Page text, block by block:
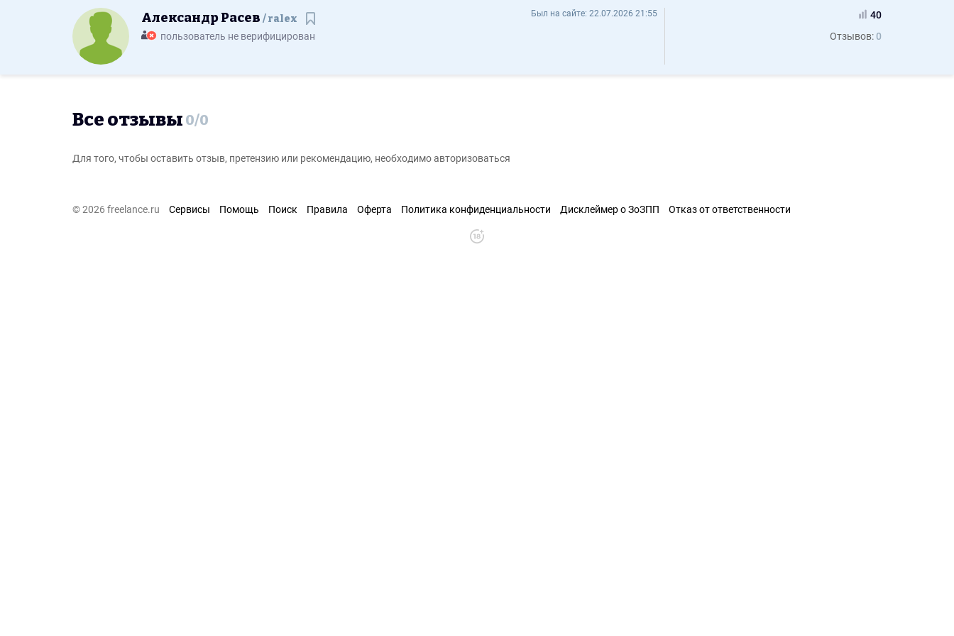
Александр Расев ralex - ОтзывыБыл на сайте: 22.07.2026 21:55
Александр Расев ralex
Сохранить контакт
пользователь не верифицирован
40
Отзывов: 0
Все отзывы 0/0
Для того, чтобы оставить отзыв, претензию или рекомендацию, необходимо авторизоваться
© 2026 freelance.ru Сервисы Помощь Поиск Правила Оферта Политика конфиденциальности Дисклеймер о ЗоЗПП Отказ от ответственности